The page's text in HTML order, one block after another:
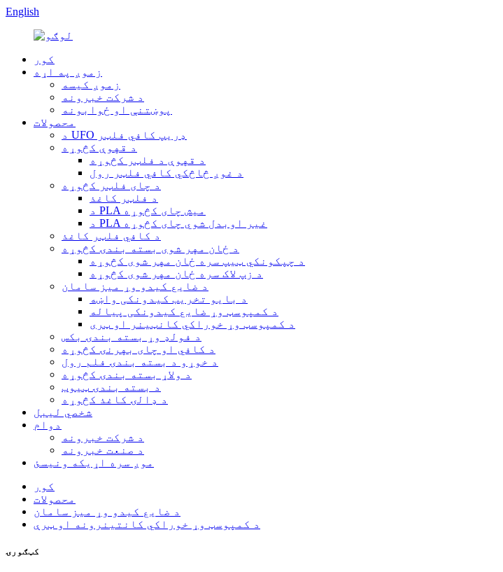
English
کور
زموږ په اړه
زموږ کیسه
د شرکت خبرونه
پوښتنې او ځوابونه
محصولات
د UFO ډریپ کافي فلټر
د قهوې کڅوړه
د قهوې د فلټر کڅوړه
د غوږ څاڅکي کافي فلټر رول
د چای فلټر کڅوړه
د فلټر کاغذ
د PLA میش چای کڅوړه
د PLA غیر اوبدل شوي چای کڅوړه
د کافي فلټر کاغذ
د ځان مهر شوی بسته بندۍ کڅوړه
د چپکونکي ټیپ سره ځان مهر شوی کڅوړه
د زپ لاک سره ځان مهر شوی کڅوړه
د ضایع کیدو وړ میز سامان
د بایو تخریب کیدونکی واښه
د کمپوسټ وړ ضایع کیدونکی پیاله
د کمپوسټ وړ خوراکي کانټینر او ټری
د فولډ وړ بسته بندۍ بکس
د کافي او چای بهرنۍ کڅوړه
د خوړو د بسته بندۍ فلم رول
د ولاړ بسته بندۍ کڅوړه
د بسته بندۍ ټیوب
د ډالۍ کاغذ کڅوړه
شخصي لیبل
دوام
د شرکت خبرونه
د صنعت خبرونه
موږ سره اړیکه ونیسئ
کور
محصولات
د ضایع کیدو وړ میز سامان
د کمپوسټ وړ خوراکي کانتینرونه او ټرې
کټګورۍ